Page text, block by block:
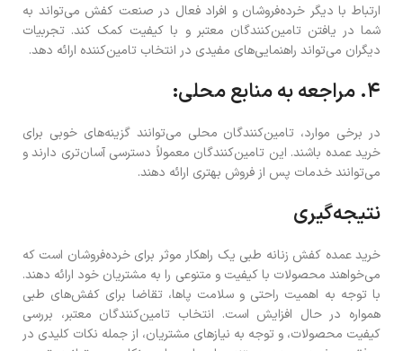
ارتباط با دیگر خرده‌فروشان و افراد فعال در صنعت کفش می‌تواند به
شما در یافتن تامین‌کنندگان معتبر و با کیفیت کمک کند. تجربیات
دیگران می‌تواند راهنمایی‌های مفیدی در انتخاب تامین‌کننده ارائه دهد.
۴. مراجعه به منابع محلی:
در برخی موارد، تامین‌کنندگان محلی می‌توانند گزینه‌های خوبی برای
خرید عمده باشند. این تامین‌کنندگان معمولاً دسترسی آسان‌تری دارند و
می‌توانند خدمات پس از فروش بهتری ارائه دهند.
نتیجه‌گیری
خرید عمده کفش زنانه طبی یک راهکار موثر برای خرده‌فروشان است که
می‌خواهند محصولات با کیفیت و متنوعی را به مشتریان خود ارائه دهند.
با توجه به اهمیت راحتی و سلامت پاها، تقاضا برای کفش‌های طبی
همواره در حال افزایش است. انتخاب تامین‌کنندگان معتبر، بررسی
کیفیت محصولات، و توجه به نیازهای مشتریان، از جمله نکات کلیدی در